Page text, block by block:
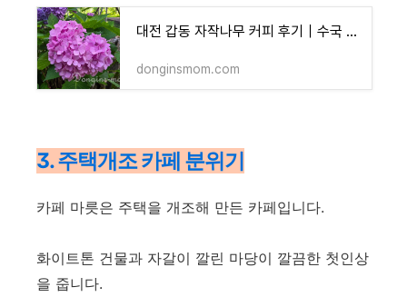
대전 갑동 자작나무 커피 후기｜수국 피는 현충원 근처 정원 카페
donginsmom.com
3. 주택개조 카페 분위기
카페 마릇은 주택을 개조해 만든 카페입니다.
화이트톤 건물과 자갈이 깔린 마당이 깔끔한 첫인상
을 줍니다.